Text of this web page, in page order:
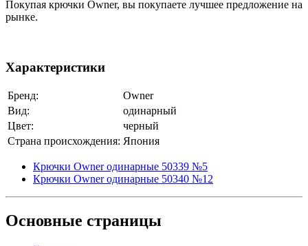
Покупая крючки Owner, вы покупаете лучшее предложение на
рынке.
Характеристики
Бренд:
Owner
Вид:
одинарный
Цвет:
черный
Страна происхождения: Япония
Крючки Owner одинарные 50339 №5
Крючки Owner одинарные 50340 №12
Основные страницы